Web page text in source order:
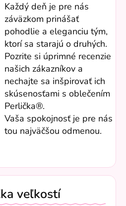
Každý deň je pre nás
záväzkom prinášať
pohodlie a eleganciu tým,
ktorí sa starajú o druhých.
Pozrite si úprimné recenzie
našich zákazníkov a
nechajte sa inšpirovať ich
skúsenosťami s oblečením
Perlička®.
Vaša spokojnosť je pre nás
tou najväčšou odmenou.
veľkostí